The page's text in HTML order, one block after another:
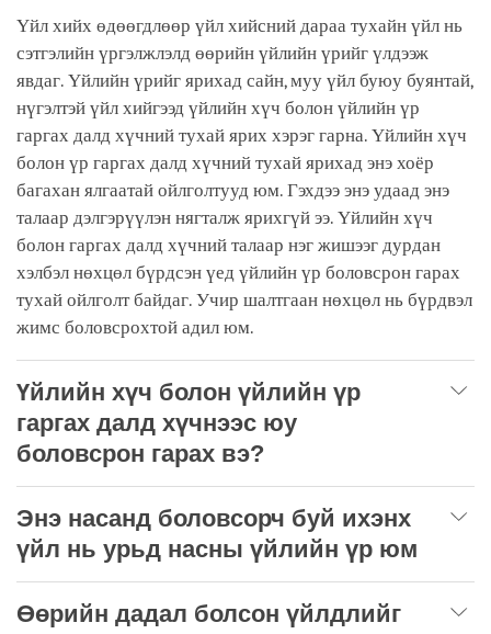
Үйл хийх өдөөгдлөөр үйл хийсний дараа тухайн үйл нь
сэтгэлийн үргэлжлэлд өөрийн үйлийн үрийг үлдээж
явдаг. Үйлийн үрийг ярихад сайн, муу үйл буюу буянтай,
нүгэлтэй үйл хийгээд үйлийн хүч болон үйлийн үр
гаргах далд хүчний тухай ярих хэрэг гарна. Үйлийн хүч
болон үр гаргах далд хүчний тухай ярихад энэ хоёр
багахан ялгаатай ойлголтууд юм. Гэхдээ энэ удаад энэ
талаар дэлгэрүүлэн нягталж ярихгүй ээ. Үйлийн хүч
болон гаргах далд хүчний талаар нэг жишээг дурдан
хэлбэл нөхцөл бүрдсэн үед үйлийн үр боловсрон гарах
тухай ойлголт байдаг. Учир шалтгаан нөхцөл нь бүрдвэл
жимс боловсрохтой адил юм.
Үйлийн хүч болон үйлийн үр
гаргах далд хүчнээс юу
боловсрон гарах вэ?
Энэ насанд боловсорч буй ихэнх
үйл нь урьд насны үйлийн үр юм
Өөрийн дадал болсон үйлдлийг